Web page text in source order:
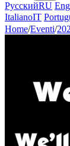
РусскийRU
ItalianoIT
Home/Eventi/